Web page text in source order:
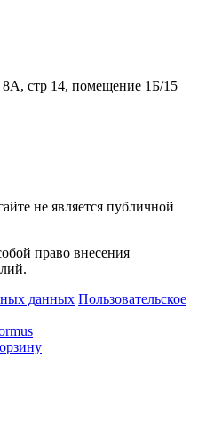
8А, стр 14, помещение 1Б/15
не является публичной
право внесения
данных Пользовательское